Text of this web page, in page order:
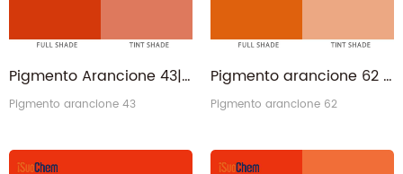
Pigmento Arancione 43|CAS 4424-06-0 PO43 Produttore
Pigmento arancione 43
Pigmento arancione 62 - CAS 52846-56-7 Benzimidazolone arancione permanente H5G PO62
Pigmento arancione 62